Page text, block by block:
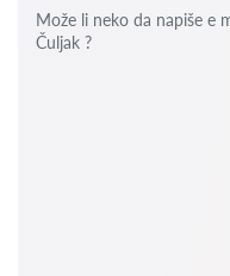
Može li neko da napiše e
Čuljak ?